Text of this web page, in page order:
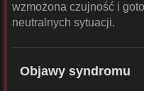
wzmożona czujność i
neutralnych sytuacji.
Objawy syndromu